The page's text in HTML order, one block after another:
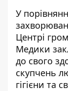
У
Центрі
Медики
до свого
скупчень
гігієни та